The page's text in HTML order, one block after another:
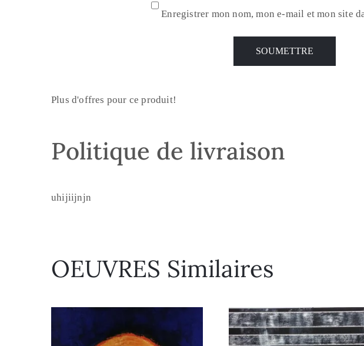
Enregistrer mon nom, mon e-mail et mon site
Plus d'offres pour ce produit!
Politique de livraison
uhijiijnjn
OEUVRES Similaires